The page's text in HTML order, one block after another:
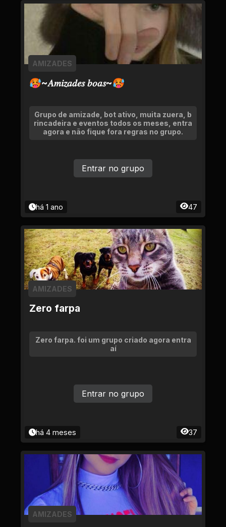
🥵~𝐴𝑚𝑖𝑧𝑎𝑑𝑒𝑠 𝑏𝑜𝑎𝑠~🥵
AMIZADES
Grupo de amizade, bot ativo, muita zuera, b
rincadeira e eventos todos os meses, entra
agora e não fique fora regras no grupo.
há 1 ano 47
Entrar no grupo
Zero farpa
AMIZADES
Zero farpa. foi um grupo criado agora entra
aí
há 4 meses 37
Entrar no grupo
AMIZADES